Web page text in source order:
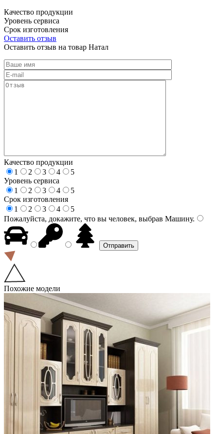
Качество продукции
Уровень сервиса
Срок изготовления
Оставить отзыв
Оставить отзыв на товар Натал
Качество продукции
1
2 3 4
5
Уровень сервиса
1
2 3 4
5
Срок изготовления
1
2 3 4
5
Пожалуйста, докажите, что вы человек, выбрав Машину.
Похожие модели